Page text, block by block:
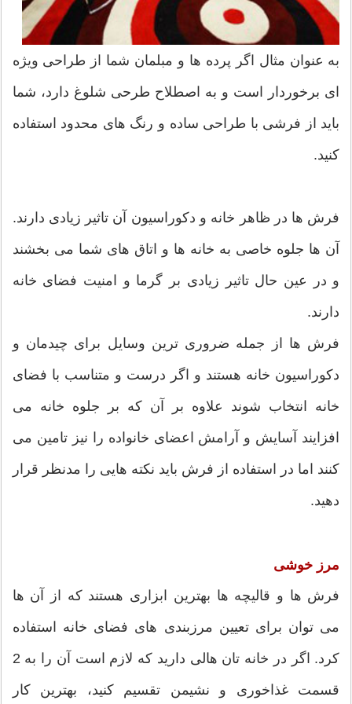
به عنوان مثال اگر پرده ها و مبلمان شما از طراحی ویژه
ای برخوردار است و به اصطلاح طرحی شلوغ دارد، شما
باید از فرشی با طراحی ساده و رنگ های محدود استفاده
کنید.
فرش ها در ظاهر خانه و دکوراسیون آن تاثیر زیادی دارند.
آن ها جلوه خاصی به خانه ها و اتاق های شما می بخشند
و در عین حال تاثیر زیادی بر گرما و امنیت فضای خانه
دارند.
فرش ها از جمله ضروری ترین وسایل برای چیدمان و
دکوراسیون خانه هستند و اگر درست و متناسب با فضای
خانه انتخاب شوند علاوه بر آن که بر جلوه خانه می
افزایند آسایش و آرامش اعضای خانواده را نیز تامین می
کنند اما در استفاده از فرش باید نکته هایی را مدنظر قرار
دهید.
مرز خوشی
فرش ها و قالیچه ها بهترین ابزاری هستند که از آن ها
می توان برای تعیین مرزبندی های فضای خانه استفاده
کرد. اگر در خانه تان هالی دارید که لازم است آن را به 2
قسمت غذاخوری و نشیمن تقسیم کنید، بهترین کار